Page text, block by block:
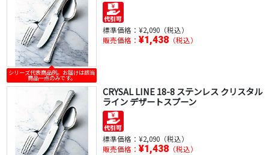
シリーズ代表商品例。お届けは該当
商品一点のみです。
標準価格： ¥2,090（税込）
販売価格： ¥1,438（税込）
CRYSAL LINE 18-8 ステンレス クリスタル
ライン デザートスプーン
標準価格： ¥2,090（税込）
販売価格： ¥1,438（税込）